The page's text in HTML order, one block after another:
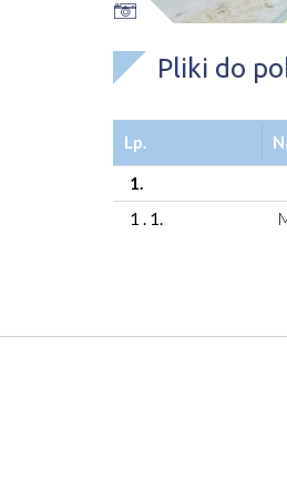
Pliki do
Lp.
1.
1 . 1.